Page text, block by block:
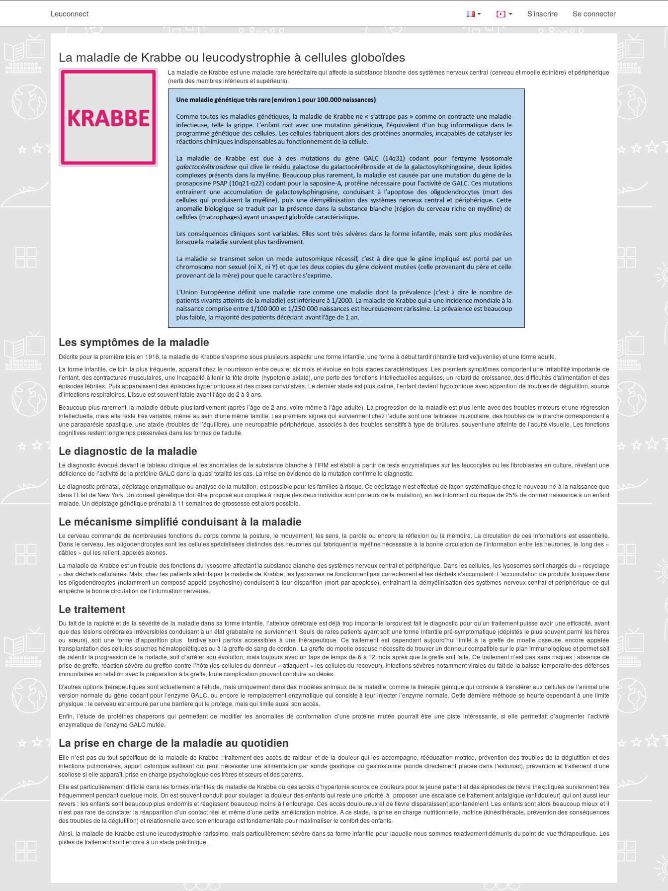
Leuconnect S’inscrire Se connecter
La maladie de Krabbe ou leucodystrophie à cellules globoïdes
La maladie de Krabbe est une maladie rare héréditaire qui affecte la substance blanche des systèmes nerveux central (cerveau et moelle épinière) et périphérique
(nerfs des membres inférieurs et supérieurs).
Les symptômes de la maladie
Décrite pour la première fois en 1916, la maladie de Krabbe s’exprime sous plusieurs aspects: une forme infantile, une forme à début tardif (infantile tardive/juvénile) et une forme adulte.
La forme infantile, de loin la plus fréquente, apparaît chez le nourrisson entre deux et six mois et évolue en trois stades caractéristiques. Les premiers symptômes comportent une irritabilité importante de
l’enfant, des contractures musculaires, une incapacité à tenir la tête droite (hypotonie axiale), une perte des fonctions intellectuelles acquises, un retard de croissance, des difficultés d'alimentation et des
épisodes fébriles. Puis apparaissent des épisodes hypertoniques et des crises convulsives. Le dernier stade est plus calme, l’enfant devient hypotonique avec apparition de troubles de déglutition, source
d’infections respiratoires. L’issue est souvent fatale avant l’âge de 2 à 3 ans.
Beaucoup plus rarement, la maladie débute plus tardivement (après l’âge de 2 ans, voire même à l’âge adulte). La progression de la maladie est plus lente avec des troubles moteurs et une régression
intellectuelle, mais elle reste très variable, même au sein d’une même famille. Les premiers signes qui surviennent chez l’adulte sont une faiblesse musculaire, des troubles de la marche correspondant à
une paraparésie spastique, une ataxie (troubles de l’équilibre), une neuropathie périphérique, associés à des troubles sensitifs à type de brûlures, souvent une atteinte de l’acuité visuelle. Les fonctions
cognitives restent longtemps préservées dans les formes de l'adulte.
Le diagnostic de la maladie
Le diagnostic évoqué devant le tableau clinique et les anomalies de la substance blanche à l’IRM est établi à partir de tests enzymatiques sur les leucocytes ou les fibroblastes en culture, révélant une
déficience de l’activité de la protéine GALC dans la quasi totalité les cas. La mise en évidence de la mutation confirme le diagnostic.
Le diagnostic prénatal, dépistage enzymatique ou analyse de la mutation, est possible pour les familles à risque. Ce dépistage n’est effectué de façon systématique chez le nouveau-né à la naissance que
dans l’Etat de New York. Un conseil génétique doit être proposé aux couples à risque (les deux individus sont porteurs de la mutation), en les informant du risque de 25% de donner naissance à un enfant
malade. Un dépistage génétique prénatal à 11 semaines de grossesse est alors possible.
Le mécanisme simplifié conduisant à la maladie
Le cerveau commande de nombreuses fonctions du corps comme la posture, le mouvement, les sens, la parole ou encore la réflexion ou la mémoire. La circulation de ces informations est essentielle.
Dans le cerveau, les oligodendrocytes sont les cellules spécialisées distinctes des neurones qui fabriquent la myéline nécessaire à la bonne circulation de l’information entre les neurones, le long des «
câbles » qui les relient, appelés axones.
La maladie de Krabbe est un trouble des fonctions du lysosome affectant la substance blanche des systèmes nerveux central et périphérique. Dans les cellules, les lysosomes sont chargés du « recyclage
» des déchets cellulaires. Mais, chez les patients atteints par la maladie de Krabbe, les lysosomes ne fonctionnent pas correctement et les déchets s’accumulent. L'accumulation de produits toxiques dans
les oligodendrocytes (notamment un composé appelé psychosine) conduisent à leur disparition (mort par apoptose), entrainant la démyélinisation des systèmes nerveux central et périphérique ce qui
empêche la bonne circulation de l’information nerveuse.
Le traitement
Du fait de la rapidité et de la sévérité de la maladie dans sa forme infantile, l’atteinte cérébrale est déjà trop importante lorsqu’est fait le diagnostic pour qu’un traitement puisse avoir une efficacité, avant
que des lésions cérébrales irréversibles conduisant à un état grabataire ne surviennent. Seuls de rares patients ayant soit une forme infantile pré-symptomatique (dépistés le plus souvent parmi les frères
ou sœurs), soit une forme d’apparition plus tardive sont parfois accessibles à une thérapeutique. Ce traitement est cependant aujourd’hui limité à la greffe de moelle osseuse, encore appelée
transplantation des cellules souches hématopoïétiques ou à la greffe de sang de cordon. La greffe de moelle osseuse nécessite de trouver un donneur compatible sur le plan immunologique et permet soit
de ralentir la progression de la maladie, soit d’arrêter son évolution, mais toujours avec un laps de temps de 6 à 12 mois après que la greffe soit faite. Ce traitement n’est pas sans risques : absence de
prise de greffe, réaction sévère du greffon contre l’hôte (les cellules du donneur « attaquent » les cellules du receveur), infections sévères notamment virales du fait de la baisse temporaire des défenses
immunitaires en relation avec la préparation à la greffe, toute complication pouvant conduire au décès.
D'autres options thérapeutiques sont actuellement à l'étude, mais uniquement dans des modèles animaux de la maladie, comme la thérapie génique qui consiste à transférer aux cellules de l’animal une
version normale du gène codant pour l’enzyme GALC, ou encore le remplacement enzymatique qui consiste à leur injecter l’enzyme normale. Cette dernière méthode se heurte cependant à une limite
physique : le cerveau est entouré par une barrière qui le protège, mais qui limite aussi son accès.
Enfin, l’étude de protéines chaperons qui permettent de modifier les anomalies de conformation d’une protéine mutée pourrait être une piste intéressante, si elle permettait d’augmenter l’activité
enzymatique de l’enzyme GALC mutée.
La prise en charge de la maladie au quotidien
Elle n’est pas du tout spécifique de la maladie de Krabbe : traitement des accès de raideur et de la douleur qui les accompagne, rééducation motrice, prévention des troubles de la déglutition et des
infections pulmonaires, apport calorique suffisant qui peut nécessiter une alimentation par sonde gastrique ou gastrostomie (sonde directement placée dans l’estomac), prévention et traitement d’une
scoliose si elle apparaît, prise en charge psychologique des frères et sœurs et des parents.
Elle est particulièrement difficile dans les formes infantiles de maladie de Krabbe où des accès d’hypertonie source de douleurs pour le jeune patient et des épisodes de fièvre inexpliquée surviennent très
fréquemment pendant quelque mois. On est souvent conduit pour soulager la douleur des enfants qui reste une priorité, à proposer une escalade de traitement antalgique (antidouleur) qui ont aussi leur
revers : les enfants sont beaucoup plus endormis et réagissent beaucoup moins à l’entourage. Ces accès douloureux et de fièvre disparaissent spontanément. Les enfants sont alors beaucoup mieux et il
n’est pas rare de constater la réapparition d’un contact réel et même d’une petite amélioration motrice. A ce stade, la prise en charge nutritionnelle, motrice (kinésithérapie, prévention des conséquences
des troubles de la déglutition) et relationnelle avec son entourage est fondamentale pour maximaliser le confort des enfants.
Ainsi, la maladie de Krabbe est une leucodystrophie rarissime, mais particulièrement sévère dans sa forme infantile pour laquelle nous sommes relativement démunis du point de vue thérapeutique. Les
pistes de traitement sont encore à un stade préclinique.